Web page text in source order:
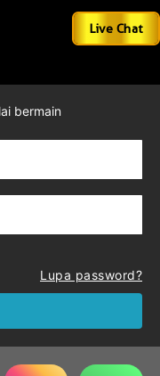
Live Chat
bermain
Lupa password?